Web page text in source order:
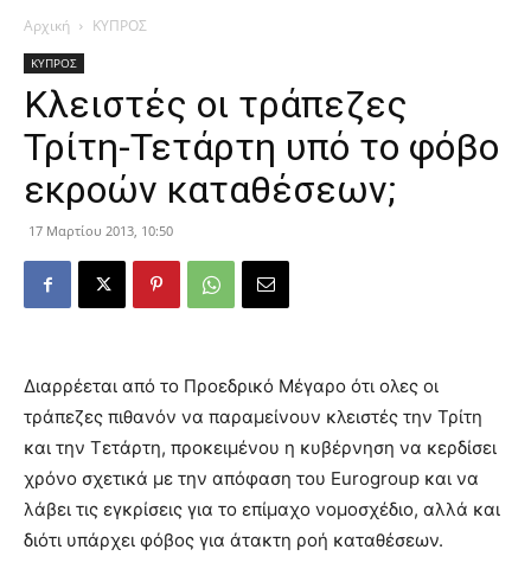
Αρχική ΚΥΠΡΟΣ
ΚΥΠΡΟΣ
Κλειστές οι τράπεζες
Τρίτη-Τετάρτη υπό το φόβο
εκροών καταθέσεων;
17 Μαρτίου 2013, 10:50
Διαρρέεται από το Προεδρικό Μέγαρο ότι ολες οι
τράπεζες πιθανόν να παραμείνουν κλειστές την Τρίτη
και την Τετάρτη, προκειμένου η κυβέρνηση να κερδίσει
χρόνο σχετικά με την απόφαση του Eurogroup και να
λάβει τις εγκρίσεις για το επίμαχο νομοσχέδιο, αλλά και
διότι υπάρχει φόβος για άτακτη ροή καταθέσεων.